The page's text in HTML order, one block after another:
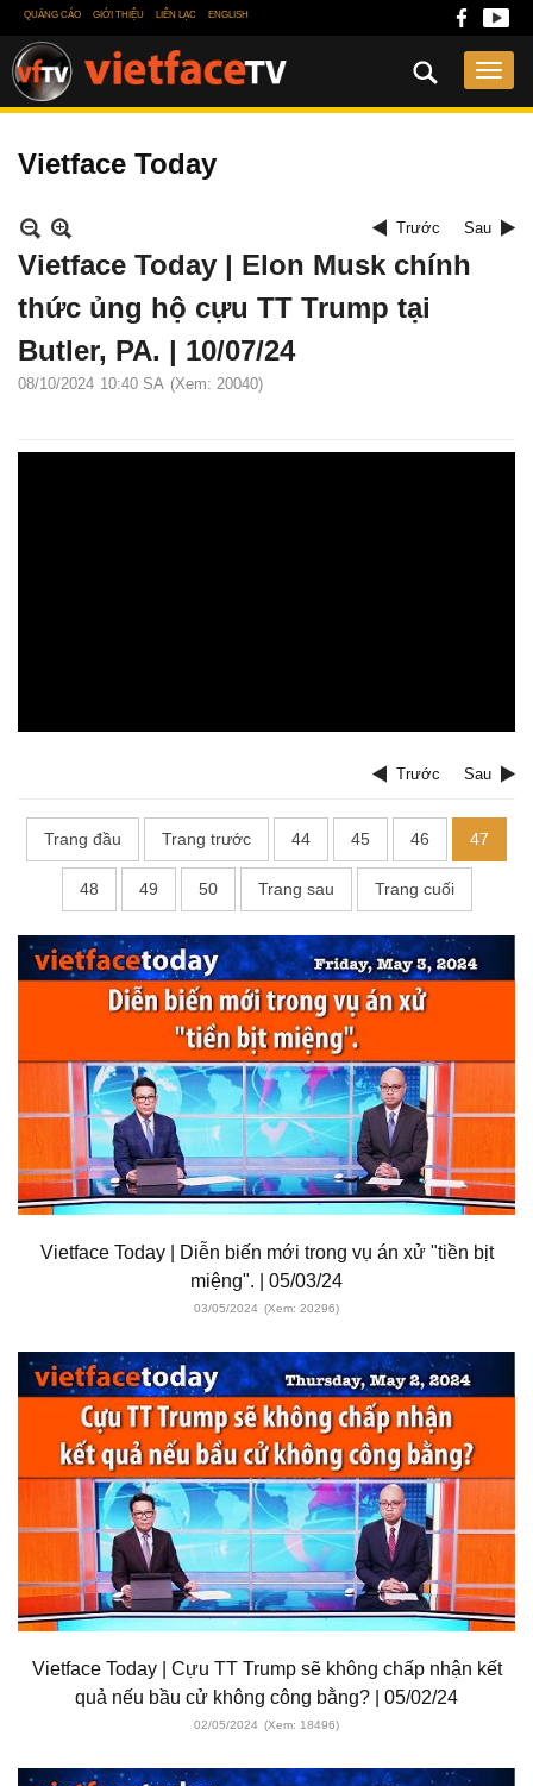
QUẢNG CÁO GIỚI THIỆU LIÊN LẠC ENGLISH
Vietface Today
Trước Sau
Vietface Today | Elon Musk chính
thức ủng hộ cựu TT Trump tại
Butler, PA. | 10/07/24
08/10/2024 10:40 SA (Xem: 20040)
Trước Sau
Trang đầu Trang trước 44 45 46 47
48 49 50 Trang sau Trang cuối
Vietface Today | Diễn biến mới trong vụ án xử "tiền bịt
miệng". | 05/03/24
03/05/2024 (Xem: 20296)
Vietface Today | Cựu TT Trump sẽ không chấp nhận kết
quả nếu bầu cử không công bằng? | 05/02/24
02/05/2024 (Xem: 18496)